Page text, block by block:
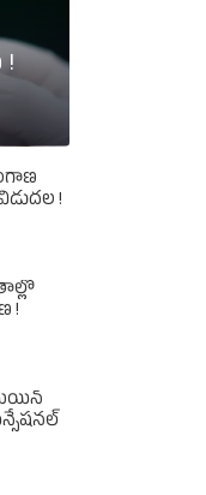
!
!
!
మెయిన్‌